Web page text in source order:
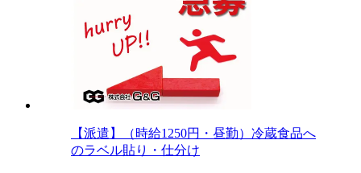
【派遣】（時給1250円・昼勤）冷蔵食品へ
のラベル貼り・仕分け